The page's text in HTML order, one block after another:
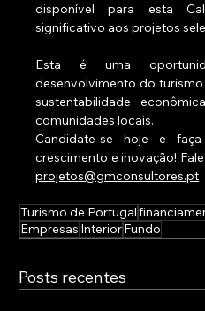
disponível para esta
significativo aos projetos
Esta é uma
desenvolvimento do
sustentabilidade
comunidades locais.
Candidate-se hoje e
projetos@gmconsultores.pt
Turismo de Portugal
Empresas InteriorFundo
Posts recentes